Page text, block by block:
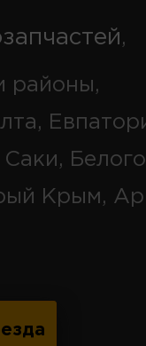
,
районы,
Крым,